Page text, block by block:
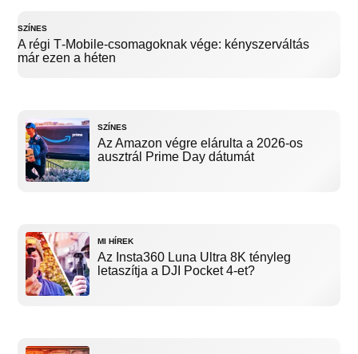
SZÍNES
A régi T‑Mobile-csomagoknak vége: kényszerváltás
már ezen a héten
SZÍNES
Az Amazon végre elárulta a 2026-os
ausztrál Prime Day dátumát
MI HÍREK
Az Insta360 Luna Ultra 8K tényleg
letaszítja a DJI Pocket 4-et?